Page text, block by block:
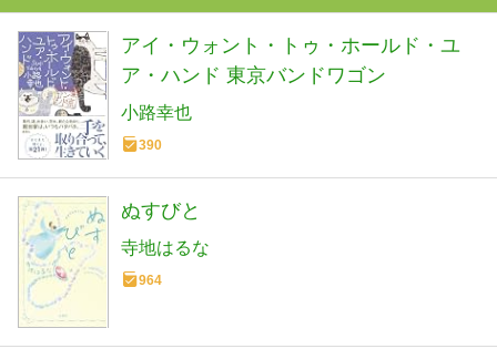
アイ・ウォント・トゥ・ホールド・ユ
ア・ハンド 東京バンドワゴン
小路幸也
390
ぬすびと
寺地はるな
964